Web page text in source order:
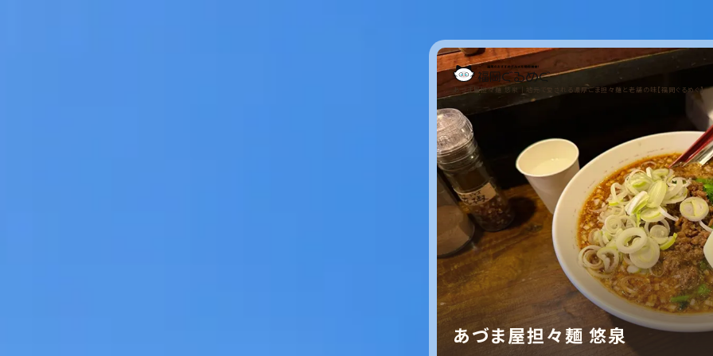
あづま屋担々麺 悠泉｜地元で愛される濃厚ごま担々麺と老舗の味【福岡ぐるめぐ】
あづま屋担々麺 悠泉